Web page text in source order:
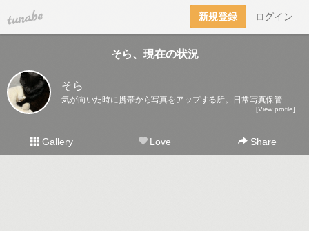
tuna.be 新規登録 ログイン
そら、現在の状況
そら
気が向いた時に携帯から写真をアップする所。日常写真保管庫になるかな～。
[View profile]
Gallery Love Share